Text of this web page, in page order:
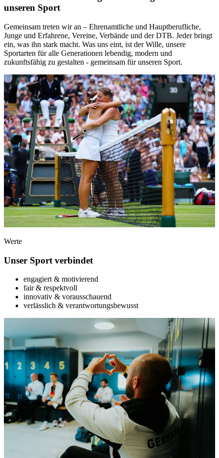
gesammelt haben. Die
angepasst werden.
unseren Sport
Gemeinsam treten wir an – Ehrenamtliche und Hauptberufliche,
Junge und Erfahrene, Vereine, Verbände und der DTB. Jeder bringt
ein, was ihn stark macht. Was uns eint, ist der Wille, unsere
Sportarten für alle Generationen lebendig, modern und
zukunftsfähig zu gestalten - gemeinsam für unseren Sport.
Werte
Unser Sport verbindet
engagiert & motivierend
fair & respektvoll
innovativ & vorausschauend
verlässlich & verantwortungsbewusst